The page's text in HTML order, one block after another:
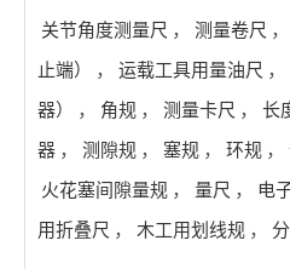
关节角度测量尺 ， 测量卷尺 ，
止端）
， 运载工具用量油尺 ，
器）
， 角规 ， 测量卡尺 ， 长
器 ， 测隙规 ， 塞规 ， 环规 ，
火花塞间隙量规 ， 量尺 ， 电
用折叠尺 ， 木工用划线规 ，